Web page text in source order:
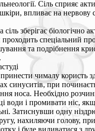
Сіль сприяє
впливає на нервову
зберігає біологічно
спеціальний
та подрібнення
чималу користь
синуситів, при
носа. Необхідно
води і промивати ніс,
Затиснувши одну
нахиляючи голову,
і буде виливатися з